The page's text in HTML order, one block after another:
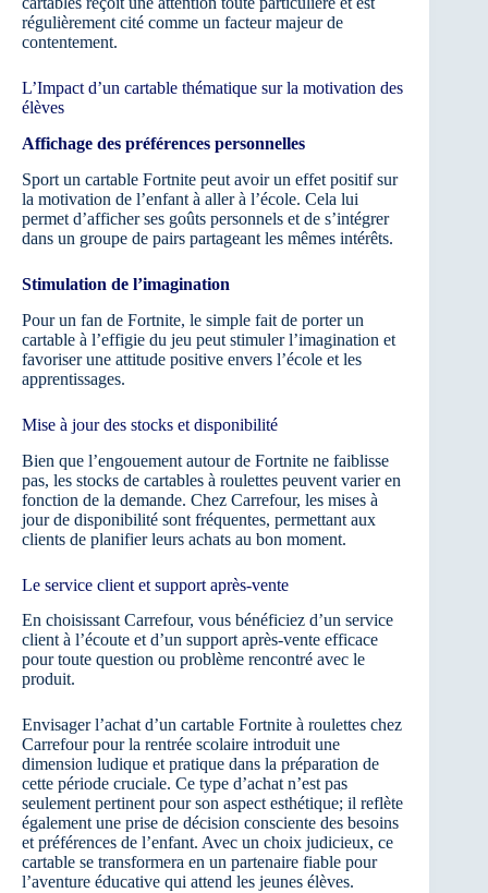
régulièrement cité comme un facteur majeur de
contentement.
L’Impact d’un cartable thématique sur la motivation des
élèves
Affichage des préférences personnelles
Sport un cartable Fortnite peut avoir un effet positif sur
la motivation de l’enfant à aller à l’école. Cela lui
permet d’afficher ses goûts personnels et de s’intégrer
dans un groupe de pairs partageant les mêmes intérêts.
Stimulation de l’imagination
Pour un fan de Fortnite, le simple fait de porter un
cartable à l’effigie du jeu peut stimuler l’imagination et
favoriser une attitude positive envers l’école et les
apprentissages.
Mise à jour des stocks et disponibilité
Bien que l’engouement autour de Fortnite ne faiblisse
pas, les stocks de cartables à roulettes peuvent varier en
fonction de la demande. Chez Carrefour, les mises à
jour de disponibilité sont fréquentes, permettant aux
clients de planifier leurs achats au bon moment.
Le service client et support après-vente
En choisissant Carrefour, vous bénéficiez d’un service
client à l’écoute et d’un support après-vente efficace
pour toute question ou problème rencontré avec le
produit.
Envisager l’achat d’un cartable Fortnite à roulettes chez
Carrefour pour la rentrée scolaire introduit une
dimension ludique et pratique dans la préparation de
cette période cruciale. Ce type d’achat n’est pas
seulement pertinent pour son aspect esthétique; il reflète
également une prise de décision consciente des besoins
et préférences de l’enfant. Avec un choix judicieux, ce
cartable se transformera en un partenaire fiable pour
l’aventure éducative qui attend les jeunes élèves.